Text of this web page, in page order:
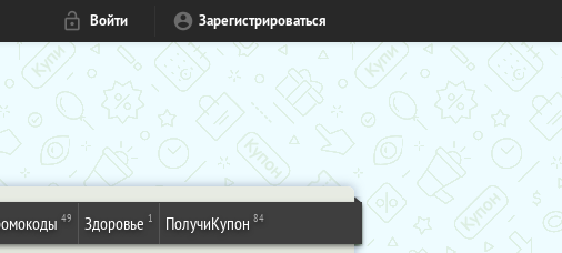
Войти Зарегистрироваться
49 Здоровье 1 ПолучиКупон 84